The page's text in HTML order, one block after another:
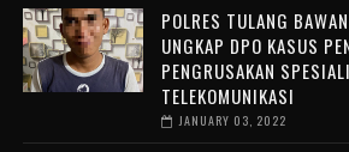
POLRES TULANG
UNGKAP DPO KASUS
PENGRUSAKAN
TELEKOMUNIKASI
JANUARY 03, 2022